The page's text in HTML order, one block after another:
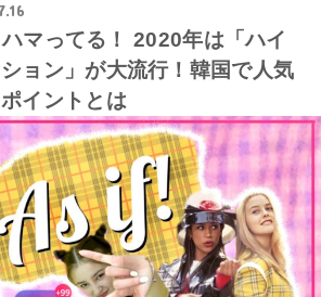
マってる！ 2020年は「ハイ
ョン」が大流行！韓国で人気
イントとは